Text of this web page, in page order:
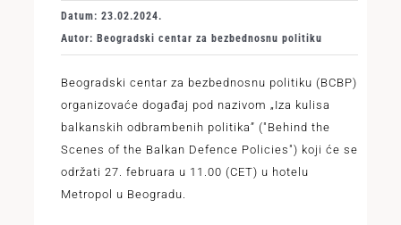
Datum: 23.02.2024.
Autor: Beogradski centar za bezbednosnu politiku
Beogradski centar za bezbednosnu politiku (BCBP)
organizovaće događaj pod nazivom „Iza kulisa
balkanskih odbrambenih politika” ("Behind the
Scenes of the Balkan Defence Policies") koji će se
održati 27. februara u 11.00 (CET) u hotelu
Metropol u Beogradu.